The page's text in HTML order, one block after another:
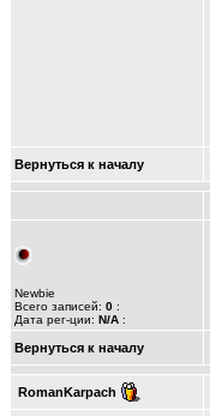
Вернуться к началу
Newbie
Всего записей: 0 :
Дата рег-ции: N/A :
Вернуться к началу
RomanKarpach